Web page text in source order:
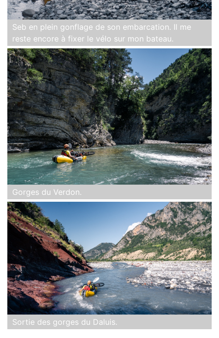
Seb en plein gonflage de son embarcation. Il me
reste encore à fixer le vélo sur mon bateau.
Gorges du Verdon.
Sortie des gorges du Daluis.